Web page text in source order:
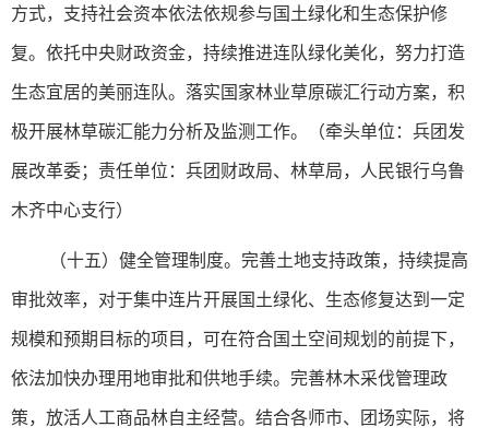
方式，支持社会资本依法依规参与国土绿化和生态保护修
复。依托中央财政资金，持续推进连队绿化美化，努力打造
生态宜居的美丽连队。落实国家林业草原碳汇行动方案，积
极开展林草碳汇能力分析及监测工作。（牵头单位：兵团发
展改革委；责任单位：兵团财政局、林草局，人民银行乌鲁
木齐中心支行）
（十五）健全管理制度。完善土地支持政策，持续提高
审批效率，对于集中连片开展国土绿化、生态修复达到一定
规模和预期目标的项目，可在符合国土空间规划的前提下，
依法加快办理用地审批和供地手续。完善林木采伐管理政
策，放活人工商品林自主经营。结合各师市、团场实际，将